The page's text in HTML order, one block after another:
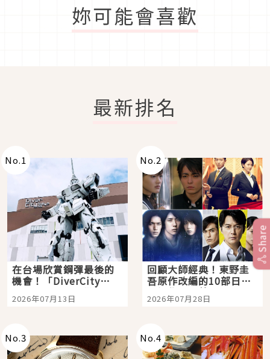
妳可能會喜歡
最新排名
No.1
在台場欣賞鋼彈最後的
機會！「DiverCity
Tokyo Plaza」搭船、
購物、美食及夜景，一
2026年07月13日
No.2
回顧大師經典！東野圭
吾原作改編的10部日本
影視作品推薦
2026年07月28日
No.3 No.4
Share